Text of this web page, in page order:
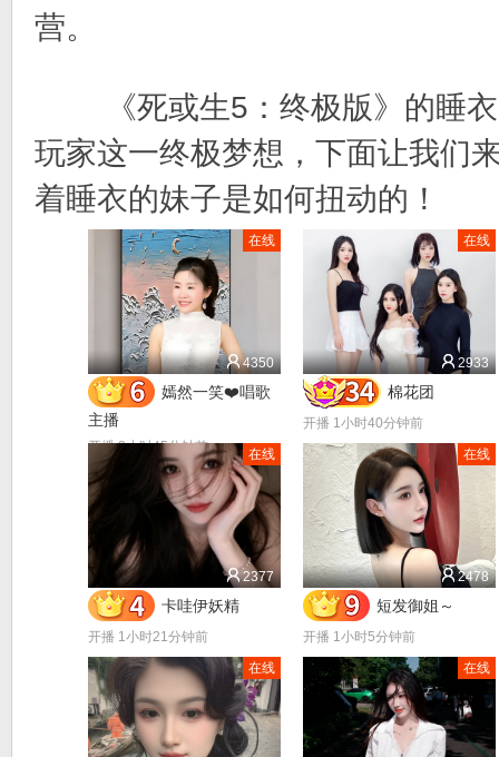
营。
《死或生5：终极版》的睡衣
玩家这一终极梦想，下面让我们
着睡衣的妹子是如何扭动的！
4350
在线
嫣然一笑❤️唱歌
主播
开播 3小时45分钟前
2933
在线
棉花团
开播 1小时40分钟前
2377
在线
卡哇伊妖精
开播 1小时21分钟前
2478
在线
短发御姐～
开播 1小时5分钟前
在线 在线